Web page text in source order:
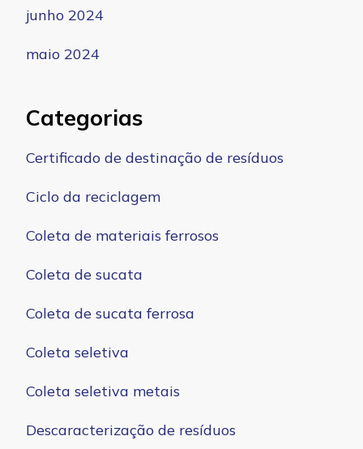
junho 2024
maio 2024
Categorias
Certificado de destinação de resíduos
Ciclo da reciclagem
Coleta de materiais ferrosos
Coleta de sucata
Coleta de sucata ferrosa
Coleta seletiva
Coleta seletiva metais
Descaracterização de resíduos